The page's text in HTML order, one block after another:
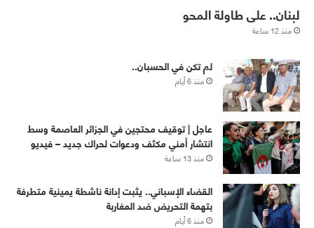
لبنان.. على طاولة المحو
منذ 12 ساعة
لم تكن في الحسبان..
منذ 6 أيام
عاجل | توقيف محتجين في الجزائر العاصمة وسط
انتشار أمني مكثف ودعوات لحراك جديد – فيديو
منذ 13 ساعة
القضاء الإسباني.. يثبت إدانة ناشطة يمينية متطرفة
بتهمة التحريض ضد المغاربة
منذ 6 أيام